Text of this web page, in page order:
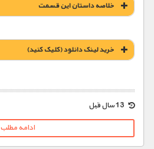
خلاصه داستان این قسمت
خريد لينک دانلود (کليک کنيد)
1900 تومان – خريد لينک دانلود (افزودن به سبد خريد)
ادامه مطلب